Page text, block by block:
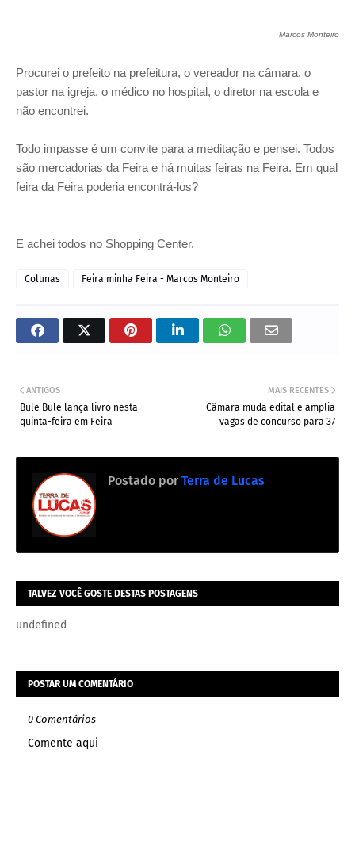
Marcos Monteiro
Procurei o prefeito na prefeitura, o vereador na câmara, o
pastor na igreja, o médico no hospital, o diretor na escola e
não encontrei.
Todo impasse é um convite para a meditação e pensei. Todos
são mercadorias da Feira e há muitas feiras na Feira. Em qual
feira da Feira poderia encontrá-los?
E achei todos no Shopping Center.
Colunas Feira minha Feira - Marcos Monteiro
MAIS RECENTES
Câmara muda edital e amplia
vagas de concurso para 37
ANTIGOS
Bule Bule lança livro nesta
quinta-feira em Feira
Postado por Terra de Lucas
TALVEZ VOCÊ GOSTE DESTAS POSTAGENS
undefined
POSTAR UM COMENTÁRIO
0 Comentários
Comente aqui